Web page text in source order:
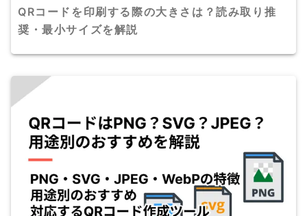
QRコードを印刷する際の大きさは？読み取り推
奨・最小サイズを解説